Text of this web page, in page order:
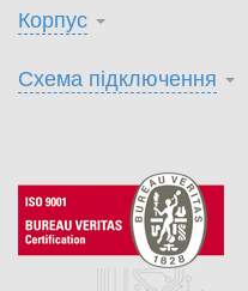
Корпус
Схема підключення